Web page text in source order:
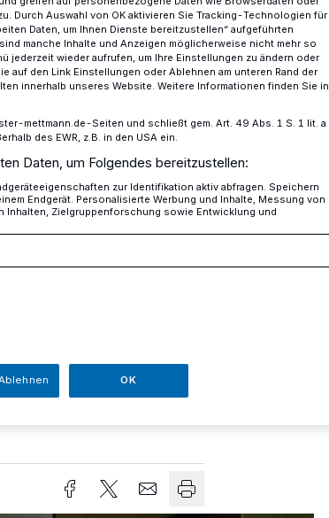
echter
als die Hälfte der auf
berichtet Petra
stolz.
Durch Auswahl von OK aktivieren Sie Tracking-Technologien für
Daten, um Ihnen Dienste bereitzustellen“ aufgeführten
manche Inhalte und Anzeigen möglicherweise nicht mehr so
jederzeit wieder aufrufen, um Ihre Einstellungen zu ändern oder
auf den Link Einstellungen oder Ablehnen am unteren Rand der
innerhalb unseres Website. Weitere Informationen finden Sie in
mettmann.de-Seiten und schließt gem. Art. 49 Abs. 1 S. 1 lit. a
des EWR, z.B. in den USA ein.
Daten, um Folgendes bereitzustellen:
zur Identifikation aktiv abfragen. Speichern
Endgerät. Personalisierte Werbung und Inhalte, Messung von
Inhalten, Zielgruppenforschung sowie Entwicklung und
OK